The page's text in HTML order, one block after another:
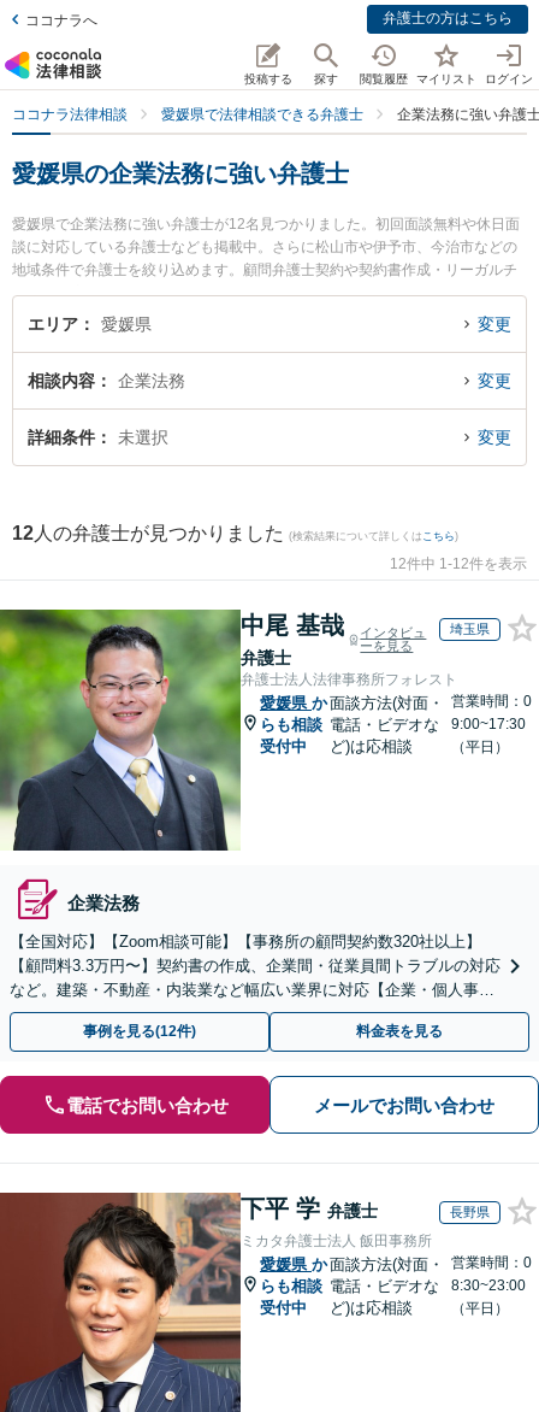
ココナラへ 弁護士の方はこちら
投稿する 探す 閲覧履歴 マイリスト ログイン
ココナラ法律相談 愛媛県で法律相談できる弁護士 企業法務に強い弁護
愛媛県の企業法務に強い弁護士
愛媛県で企業法務に強い弁護士が12名見つかりました。初回面談無料や休日面
談に対応している弁護士なども掲載中。さらに松山市や伊予市、今治市などの
地域条件で弁護士を絞り込めます。顧問弁護士契約や契約書作成・リーガルチ
ェック、雇用契約書・就業規則作成等の細かな分野での絞り込み検索もでき便
利です。特にきぼう綜合法律事務所の兵頭 俊輔弁護士や弁護士法人龍鳳法律事
県で土日や夜間に発生した企業法務のトラブルを今すぐに弁護士に相談した
い』『企業法務のトラブル解決の実績豊富な近くの弁護士を検索したい』『初
回相談無料で企業法務を法律相談できる愛媛県内の弁護士に相談予約したい』
エリア 愛媛県 変更
相談内容 企業法務 変更
詳細条件 未選択 変更
12 人の弁護士が見つかりました (検索結果について詳しくは こちら)
12件中 1-12件を表示
中尾 基哉
弁護士
インタビュ
ーを見る
埼玉県
弁護士法人法律事務所フォレスト
愛媛県 か
らも相談
受付中
面談方法(対面・
電話・ビデオな
ど)は応相談
営業時間：0
9:00~17:30
（平日）
企業法務
【全国対応】【Zoom相談可能】【事務所の顧問契約数320社以上】
【顧問料3.3万円〜】契約書の作成、企業間・従業員間トラブルの対応
など。建築・不動産・内装業など幅広い業界に対応【企業・個人事業
主の方初回面談無料】
事例を見る(12件) 料金表を見る
電話でお問い合わせ メールでお問い合わせ
下平 学 弁護士 長野県
ミカタ弁護士法人 飯田事務所
愛媛県 か
らも相談
受付中
面談方法(対面・
電話・ビデオな
ど)は応相談
営業時間：0
8:30~23:00
（平日）